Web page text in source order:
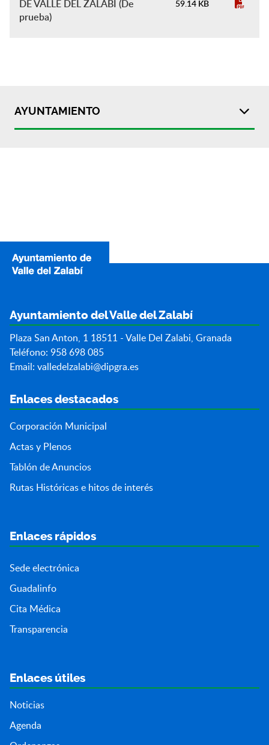
DE VALLE DEL ZALABÍ (De
prueba)
59.14 KB
AYUNTAMIENTO
Ayuntamiento del Valle del Zalabí
Plaza San Anton, 1 18511 - Valle Del Zalabi, Granada
Teléfono: 958 698 085
Email: valledelzalabi@dipgra.es
Enlaces destacados
Corporación Municipal
Actas y Plenos
Tablón de Anuncios
Rutas Históricas e hitos de interés
Enlaces rápidos
Sede electrónica
Guadalinfo
Cita Médica
Transparencia
Enlaces útiles
Noticias
Agenda